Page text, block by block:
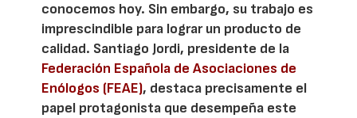
conocemos hoy. Sin embargo, su trabajo es
imprescindible para lograr un producto de
calidad. Santiago Jordi, presidente de la
Federación Española de Asociaciones de
Enólogos (FEAE), destaca precisamente el
papel protagonista que desempeña este